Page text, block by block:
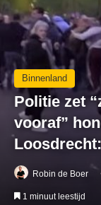
Binnenland
Politie zet
vooraf”
Robin de Boer
1 minuut leestijd